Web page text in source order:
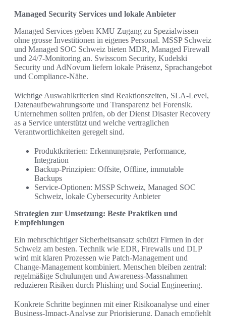
Managed Security Services und lokale Anbieter
Managed Services geben KMU Zugang zu Spezialwissen
ohne grosse Investitionen in eigenes Personal. MSSP Schweiz
und Managed SOC Schweiz bieten MDR, Managed Firewall
und 24/7-Monitoring an. Swisscom Security, Kudelski
Security und AdNovum liefern lokale Präsenz, Sprachangebot
und Compliance-Nähe.
Wichtige Auswahlkriterien sind Reaktionszeiten, SLA-Level,
Datenaufbewahrungsorte und Transparenz bei Forensik.
Unternehmen sollten prüfen, ob der Dienst Disaster Recovery
as a Service unterstützt und welche vertraglichen
Verantwortlichkeiten geregelt sind.
Produktkriterien: Erkennungsrate, Performance,
Integration
Backup-Prinzipien: Offsite, Offline, immutable
Backups
Service-Optionen: MSSP Schweiz, Managed SOC
Schweiz, lokale Cybersecurity Anbieter
Strategien zur Umsetzung: Beste Praktiken und
Empfehlungen
Ein mehrschichtiger Sicherheitsansatz schützt Firmen in der
Schweiz am besten. Technik wie EDR, Firewalls und DLP
wird mit klaren Prozessen wie Patch-Management und
Change-Management kombiniert. Menschen bleiben zentral:
regelmäßige Schulungen und Awareness-Massnahmen
reduzieren Risiken durch Phishing und Social Engineering.
Konkrete Schritte beginnen mit einer Risikoanalyse und einer
Business-Impact-Analyse zur Priorisierung. Danach empfiehlt